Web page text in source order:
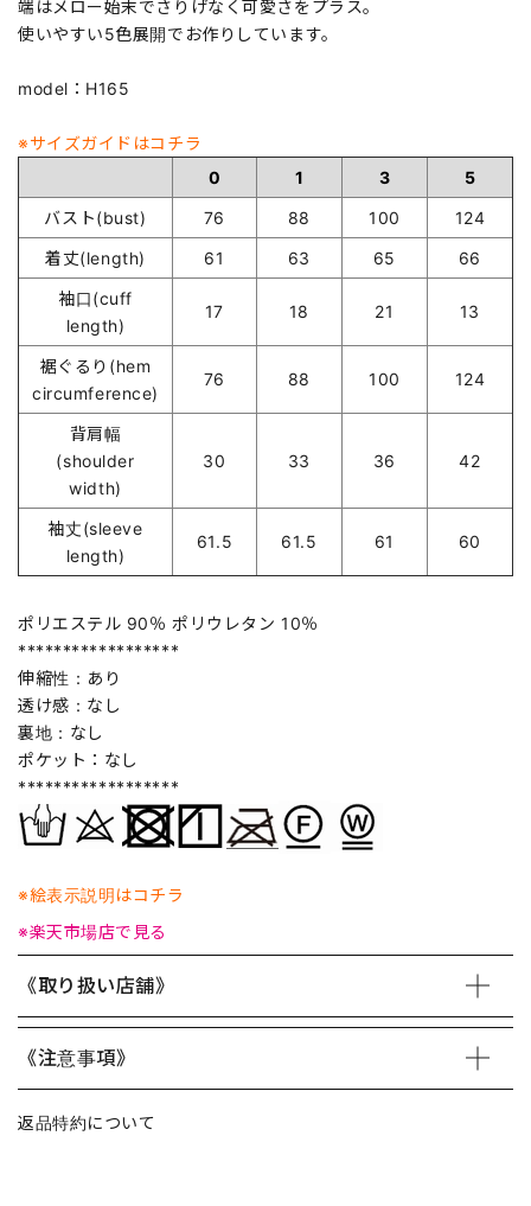
端はメロー始末でさりげなく可愛さをプラス。
使いやすい5色展開でお作りしています。
model：H165
※サイズガイドはコチラ
0
1 3
5
バスト(bust)
76 88 100
124
着丈(length)
61 63 65
66
袖口(cuff
length)
17 18 21 13
裾ぐるり(hem
circumference)
76 88 100 124
背肩幅
(shoulder
width)
30 33 36 42
袖丈(sleeve
length)
61.5 61.5 61 60
ポリエステル 90％ ポリウレタン 10％
******************
伸縮性：あり
透け感：なし
裏地：なし
ポケット：なし
******************
※絵表示説明はコチラ
※楽天市場店で見る
《取り扱い店舗》
《注意事項》
返品特約について